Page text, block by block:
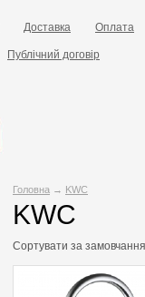
Доставка Оплата
Публічний договір
Головна → KWC
KWC
Сортувати за